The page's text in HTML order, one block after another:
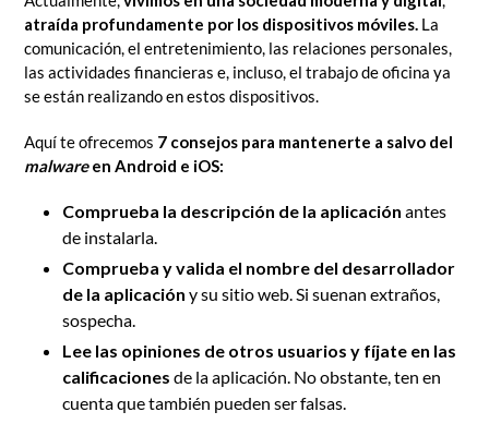
atraída profundamente por los dispositivos móviles. La
comunicación, el entretenimiento, las relaciones personales,
las actividades financieras e, incluso, el trabajo de oficina ya
se están realizando en estos dispositivos.
Aquí te ofrecemos 7 consejos para mantenerte a salvo del
malwareen Android e iOS:
Comprueba la descripción de la aplicación antes
de instalarla.
Comprueba y valida el nombre del desarrollador
de la aplicación y su sitio web. Si suenan extraños,
sospecha.
Lee las opiniones de otros usuarios y fíjate en las
calificaciones de la aplicación. No obstante, ten en
cuenta que también pueden ser falsas.